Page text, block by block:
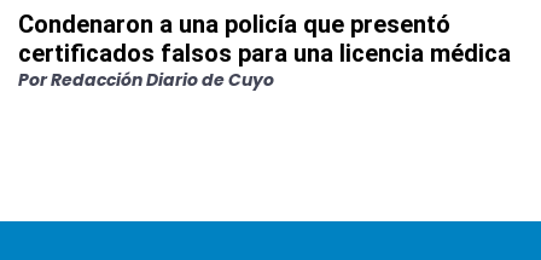
Condenaron a una policía que presentó
certificados falsos para una licencia médica
PorRedacción Diario de Cuyo